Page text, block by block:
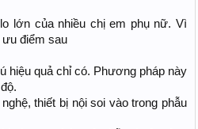
lớn của nhiều chị em phụ nữ. Vì
điểm sau
hiệu quả chỉ có. Phương pháp này
thiết bị nội soi vào trong phẫu